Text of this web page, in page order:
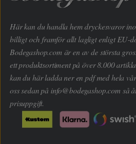
Här kan du handla hem dryckesvaror
billigt och framför allt lagligt enligt EU-
Bodegashop.com är en av de största
ett produktsortiment på över 8.000
kan du här ladda ner en pdf med hela
oss sedan på info@bodegashop.com så
prisuppgift.